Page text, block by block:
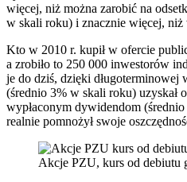
więcej, niż można zarobić na
w skali roku) i znacznie więcej,
Kto w 2010 r. kupił w ofercie
a zrobiło to 250 000 inwestorów
je do dziś, dzięki
(średnio 3% w skali roku) uzyskał
wypłaconym dywidendom
realnie pomnożył swoje
Akcje PZU, kurs od debiutu